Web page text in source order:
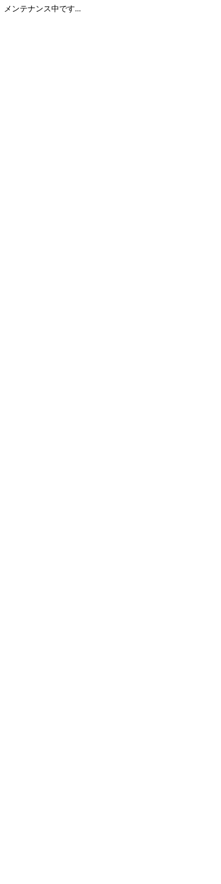
メンテナンス中です...